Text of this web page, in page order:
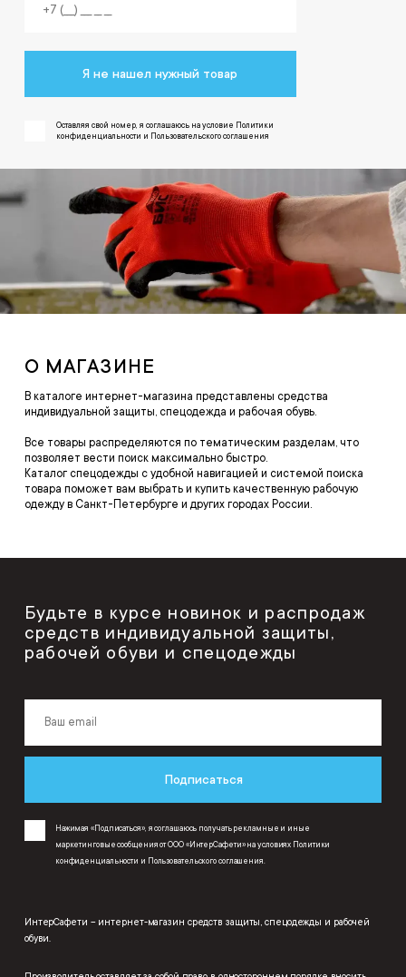
Я не нашел нужный товар
Оставляя свой номер, я соглашаюсь на условие Политики
конфиденциальности и Пользовательского соглашения
О МАГАЗИНЕ
В каталоге интернет-магазина представлены средства
индивидуальной защиты, спецодежда и рабочая обувь.
Все товары распределяются по тематическим разделам, что
позволяет вести поиск максимально быстро.
Каталог спецодежды с удобной навигацией и системой поиска
товара поможет вам выбрать и купить качественную рабочую
одежду в Санкт-Петербурге и других городах России.
Будьте в курсе новинок и распродаж
средств индивидуальной защиты,
рабочей обуви и спецодежды
Подписаться
Нажимая «Подписаться», я соглашаюсь получать рекламные и иные
маркетинговые сообщения от ООО «ИнтерСафети» на условиях Политики
конфиденциальности и Пользовательского соглашения.
ИнтерСафети – интернет-магазин средств защиты, спецодежды и рабочей
обуви.